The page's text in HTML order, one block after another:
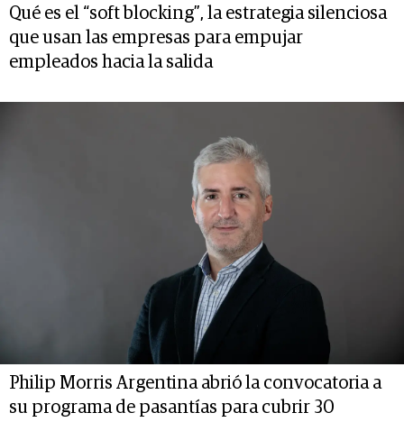
Qué es el “soft blocking”, la estrategia silenciosa
que usan las empresas para empujar
empleados hacia la salida
Philip Morris Argentina abrió la convocatoria a
su programa de pasantías para cubrir 30